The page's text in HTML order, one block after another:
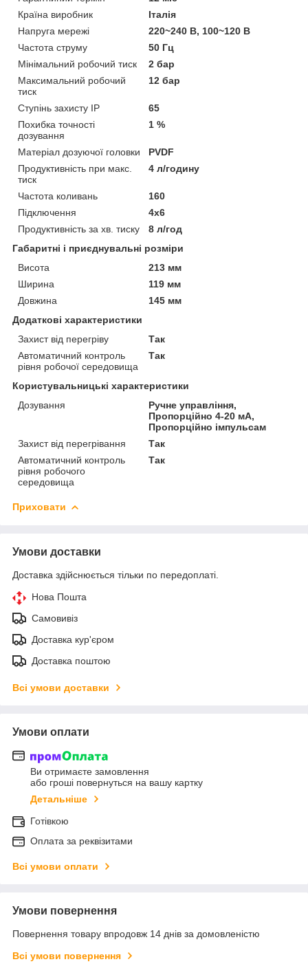
Країна виробник
Італія
Напруга мережі
220~240 В, 100~120 В
Частота струму
50 Гц
Мінімальний робочий тиск
2 бар
Максимальний робочий
тиск
12 бар
Ступінь захисту IP
65
Похибка точності
дозування
1 %
Матеріал дозуючої головки
PVDF
Продуктивність при макс.
тиск
4 л/годину
Частота коливань
160
Підключення
4х6
Продуктивність за хв. тиску
8 л/год
Габаритні і приєднувальні розміри
Висота
213 мм
Ширина
119 мм
Довжина
145 мм
Додаткові характеристики
Захист від перегріву
Так
Автоматичний контроль
рівня робочої середовища
Так
Користувальницькі характеристики
Дозування
Ручне управління,
Пропорційно 4-20 мА,
Пропорційно імпульсам
Захист від перегрівання
Так
Автоматичний контроль
рівня робочого
середовища
Так
Приховати
Умови доставки
Доставка здійснюється тільки по передоплаті.
Нова Пошта
Самовивіз
Доставка кур'єром
Доставка поштою
Всі умови доставки
Умови оплати
Ви отримаєте замовлення
або гроші повернуться на вашу картку
Детальніше
Готівкою
Оплата за реквізитами
Всі умови оплати
Умови повернення
Повернення товару впродовж 14 днів за домовленістю
Всі умови повернення